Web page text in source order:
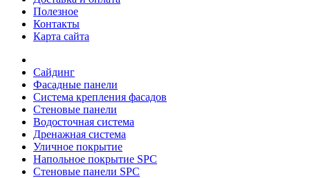
Полезное
Контакты
Карта сайта
Сайдинг
Фасадные панели
Система крепления фасадов
Стеновые панели
Водосточная система
Дренажная система
Уличное покрытие
Напольное покрытие SPC
Стеновые панели SPC